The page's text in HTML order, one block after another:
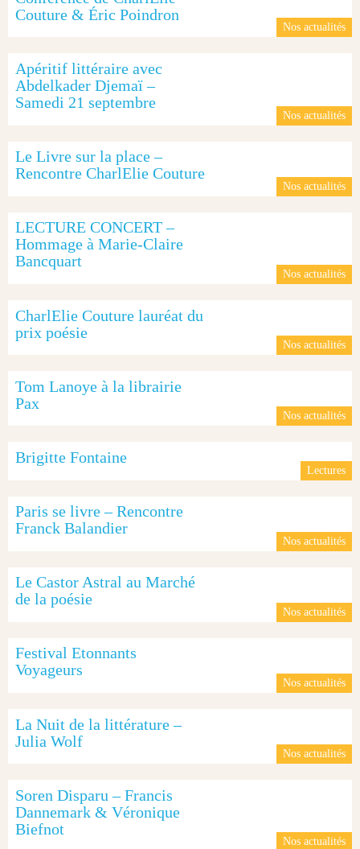
Nos actualités
Couture & Éric Poindron
Nos actualités
Apéritif littéraire avec
Abdelkader Djemaï –
Samedi 21 septembre
Nos actualités
Le Livre sur la place –
Rencontre CharlElie Couture
Nos actualités
LECTURE CONCERT –
Hommage à Marie-Claire
Bancquart
Nos actualités
CharlElie Couture lauréat du
prix poésie
Nos actualités
Tom Lanoye à la librairie
Pax
Lectures
Brigitte Fontaine
Nos actualités
Paris se livre – Rencontre
Franck Balandier
Nos actualités
Le Castor Astral au Marché
de la poésie
Nos actualités
Festival Etonnants
Voyageurs
Nos actualités
La Nuit de la littérature –
Julia Wolf
Nos actualités
Soren Disparu – Francis
Dannemark & Véronique
Biefnot